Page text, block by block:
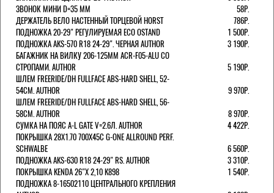
ЗВОНОК МИНИ D=35 ММ
58Р.
ДЕРЖАТЕЛЬ ВЕЛО НАСТЕННЫЙ ТОРЦЕВОЙ HORST
786Р.
ПОДНОЖКА 20-29" РЕГУЛИРУЕМАЯ ECO OSTAND
1 500Р.
ПОДНОЖКА AKS-570 R18 24-29". ЧЕРНАЯ AUTHOR
3 190Р.
БАГАЖНИК НА ВИЛКУ 206-125ММ ACR-F05-ALU СО
СТРОПАМИ. AUTHOR
5 190Р.
ШЛЕМ FREERIDE/DH FULLFACE ABS-HARD SHELL, 52-
54СМ. AUTHOR
9 970Р.
ШЛЕМ FREERIDE/DH FULLFACE ABS-HARD SHELL, 56-
58СМ. AUTHOR
8 970Р.
СУМКА НА ПОЯС A-L GATE V=2.6Л. AUTHOR
4 422Р.
ПОКРЫШКА 28X1.70 700X45C G-ONE ALLROUND PERF.
SCHWALBE
6 560Р.
ПОДНОЖКА AKS-630 R18 24-29" RS. AUTHOR
3 310Р.
ПОКРЫШКА KENDA 26"Х 2,10 K898
1 540Р.
ПОДНОЖКА 8-16502110 ЦЕНТРАЛЬНОГО КРЕПЛЕНИЯ